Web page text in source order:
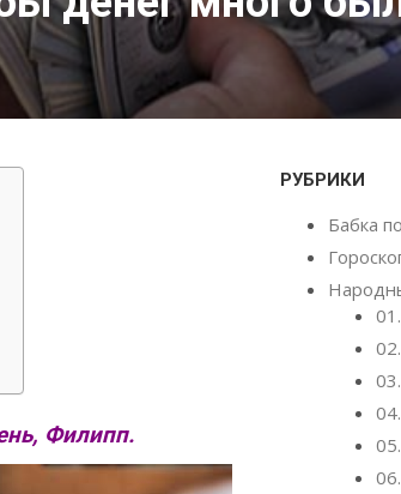
Филипп.
РУБРИКИ
Бабка